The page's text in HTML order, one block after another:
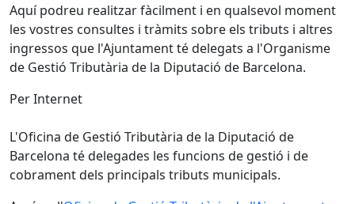
Aquí podreu realitzar fàcilment i en qualsevol moment
les vostres consultes i tràmits sobre els tributs i altres
ingressos que l'Ajuntament té delegats a l'Organisme
de Gestió Tributària de la Diputació de Barcelona.
Per Internet
L'Oficina de Gestió Tributària de la Diputació de
Barcelona té delegades les funcions de gestió i de
cobrament dels principals tributs municipals.